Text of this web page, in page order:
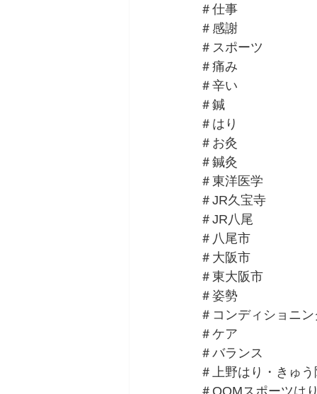
＃仕事
＃感謝
＃スポーツ
＃痛み
＃辛い
＃鍼
＃はり
＃お灸
＃鍼灸
＃東洋医学
＃JR久宝寺
＃JR八尾
＃八尾市
＃大阪市
＃東大阪市
＃姿勢
＃コンディショニン
＃ケア
＃バランス
＃上野はり・きゅう